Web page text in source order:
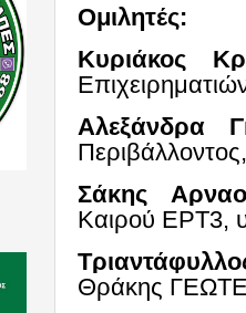
Ομιλητές:
Κυριάκος
Αλεξάνδρα
Σάκης
Καιρού ΕΡΤ3,
Θράκης